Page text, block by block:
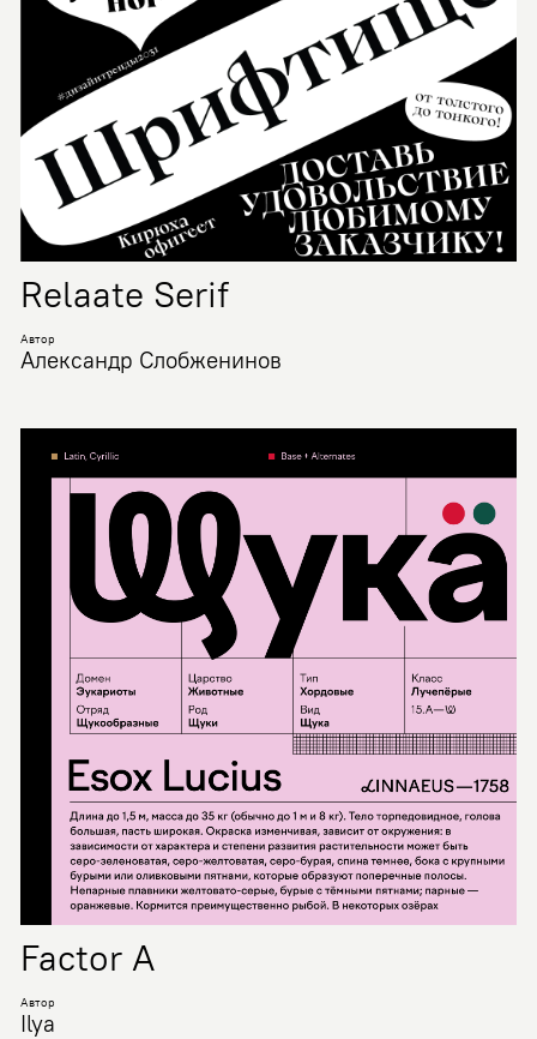
Relaate Serif
Автор
Александр Слобженинов
Factor A
Автор
Ilya